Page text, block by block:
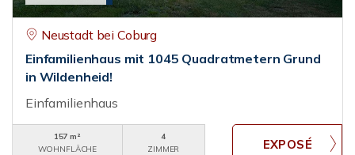
Neustadt bei Coburg
Einfamilienhaus mit 1045 Quadratmetern Grund
in Wildenheid!
Einfamilienhaus
157 m²
WOHNFLÄCHE
4
ZIMMER